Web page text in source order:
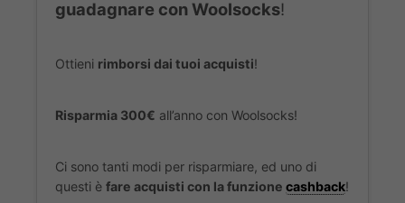
guadagnare con Woolsocks!
Ottieni rimborsi dai tuoi acquisti!
Risparmia 300€ all’anno con Woolsocks!
Ci sono tanti modi per risparmiare, ed uno di
questi è fare acquisti con la funzione cashback!